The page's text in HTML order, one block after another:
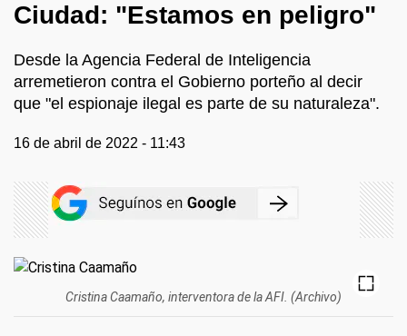
Ciudad: "Estamos en peligro"
Desde la Agencia Federal de Inteligencia
arremetieron contra el Gobierno porteño al decir
que "el espionaje ilegal es parte de su naturaleza".
16 de abril de 2022 - 11:43
Cristina Caamaño, interventora de la AFI. (Archivo)